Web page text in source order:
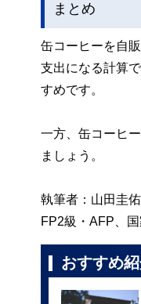
まとめ
缶コーヒーを自
支出になる計算
すめです。
一方、缶コーヒ
ましょう。
執筆者：山田圭佑
FP2級・AFP、
おすすめ